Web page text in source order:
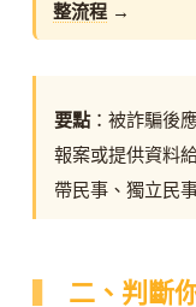
整流程→
要點：被詐騙後
報案或提供資料
帶民事、獨立民
二、判斷